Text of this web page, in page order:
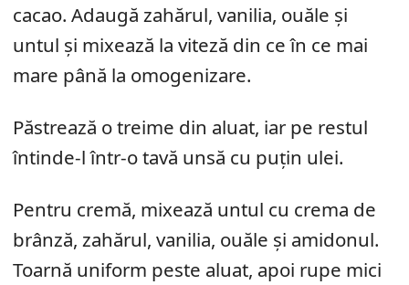
cacao. Adaugă zahărul, vanilia, ouăle și
untul și mixează la viteză din ce în ce mai
mare până la omogenizare.
Păstrează o treime din aluat, iar pe restul
întinde-l într-o tavă unsă cu puțin ulei.
Pentru cremă, mixează untul cu crema de
brânză, zahărul, vanilia, ouăle și amidonul.
Toarnă uniform peste aluat, apoi rupe mici